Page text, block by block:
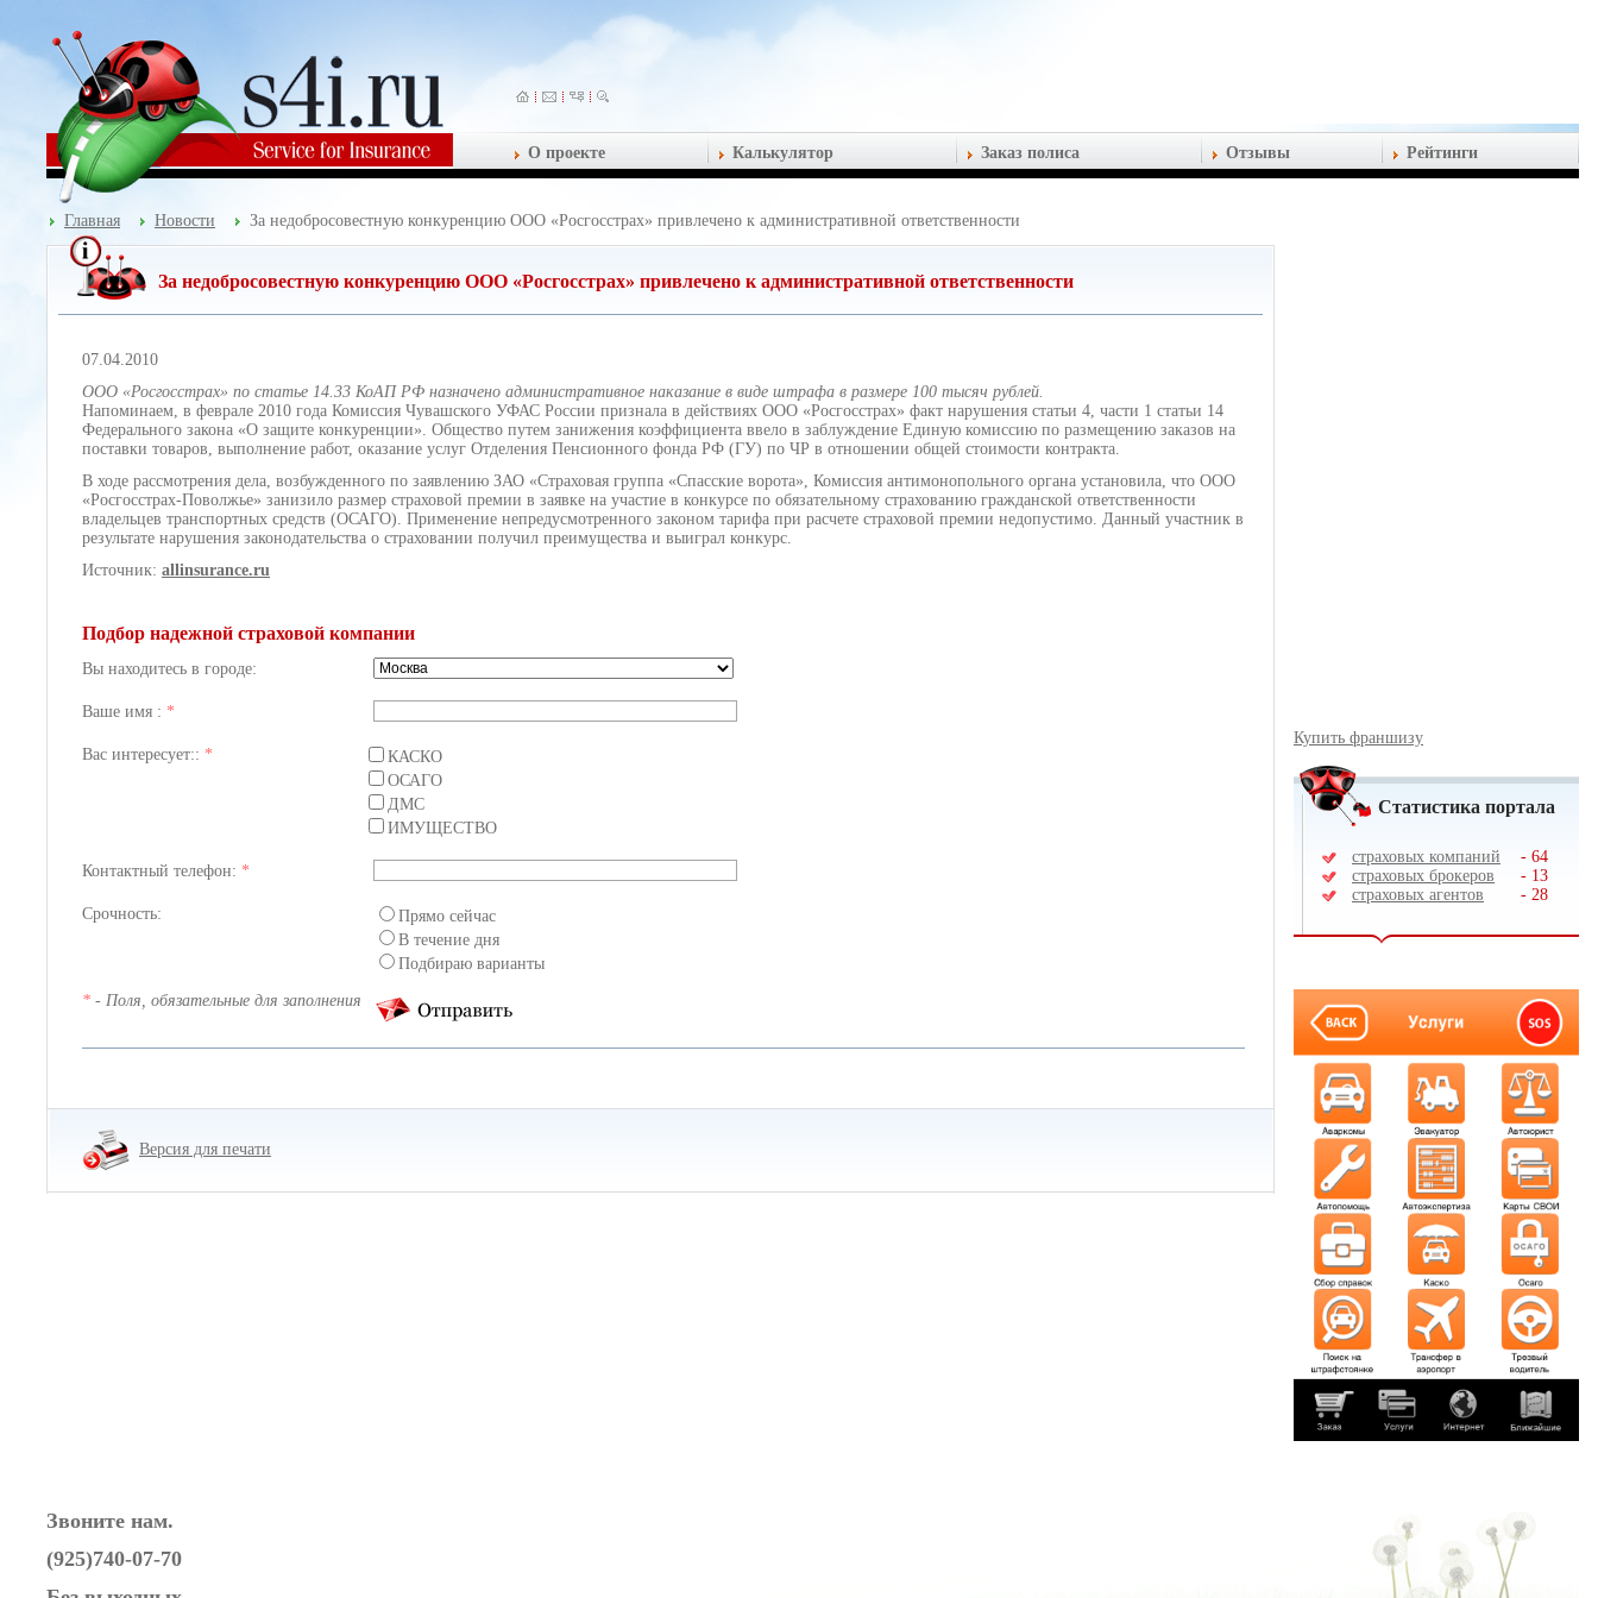
О проекте Калькулятор Заказ полиса Отзывы Рейтинги
Главная Новости За недобросовестную конкуренцию ООО «Росгосстрах» привлечено к административной ответственности
За недобросовестную конкуренцию ООО «Росгосстрах» привлечено к административной ответственности
07.04.2010
ООО «Росгосстрах» по статье 14.33 КоАП РФ назначено административное наказание в виде штрафа в размере 100 тысяч рублей.
Напоминаем, в феврале 2010 года Комиссия Чувашского УФАС России признала в действиях ООО «Росгосстрах» факт нарушения статьи 4, части 1 статьи 14
Федерального закона «О защите конкуренции». Общество путем занижения коэффициента ввело в заблуждение Единую комиссию по размещению заказов на
поставки товаров, выполнение работ, оказание услуг Отделения Пенсионного фонда РФ (ГУ) по ЧР в отношении общей стоимости контракта.
В ходе рассмотрения дела, возбужденного по заявлению ЗАО «Страховая группа «Спасские ворота», Комиссия антимонопольного органа установила, что ООО
«Росгосстрах-Поволжье» занизило размер страховой премии в заявке на участие в конкурсе по обязательному страхованию гражданской ответственности
владельцев транспортных средств (ОСАГО). Применение непредусмотренного законом тарифа при расчете страховой премии недопустимо. Данный участник в
результате нарушения законодательства о страховании получил преимущества и выиграл конкурс.
Источник: allinsurance.ru
Подбор надежной страховой компании
Вы находитесь в городе:
Ваше имя : *
Вас интересует:: *
КАСКО
ОСАГО
ДМС
ИМУЩЕСТВО
Контактный телефон: *
Срочность:
Прямо сейчас
В течение дня
Подбираю варианты
* - Поля, обязательные для заполнения
Версия для печати
Купить франшизу
Статистика портала
страховых компаний - 64
страховых брокеров
- 13
страховых агентов
- 28
Звоните нам.
(925)740-07-70